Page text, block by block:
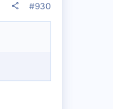
#930